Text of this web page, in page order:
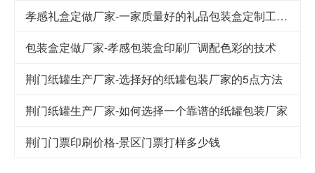
孝感礼盒定做厂家-一家质量好的礼品包装盒定制工厂应该注意的细节
包装盒定做厂家-孝感包装盒印刷厂调配色彩的技术
荆门纸罐生产厂家-选择好的纸罐包装厂家的5点方法
荆门纸罐生产厂家-如何选择一个靠谱的纸罐包装厂家
荆门门票印刷价格-景区门票打样多少钱